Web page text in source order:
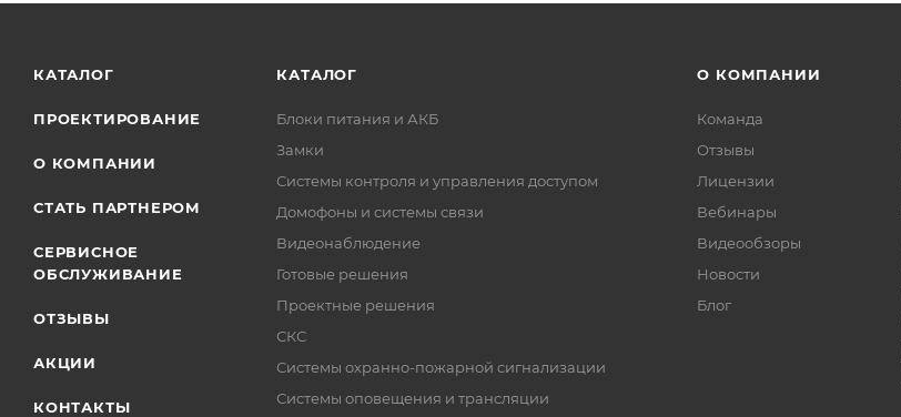
КАТАЛОГ
ПРОЕКТИРОВАНИЕ
О КОМПАНИИ
СТАТЬ ПАРТНЕРОМ
СЕРВИСНОЕ
ОБСЛУЖИВАНИЕ
ОТЗЫВЫ
АКЦИИ
КОНТАКТЫ
КАТАЛОГ
Блоки питания и АКБ
Замки
Системы контроля и управления доступом
Домофоны и системы связи
Видеонаблюдение
Готовые решения
Проектные решения
СКС
Системы охранно-пожарной сигнализации
Системы оповещения и трансляции
О КОМПАНИИ
Команда
Отзывы
Лицензии
Вебинары
Видеообзоры
Новости
Блог